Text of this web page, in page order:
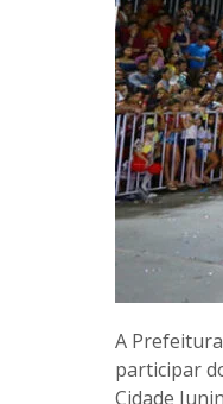
A
participar
Cidade